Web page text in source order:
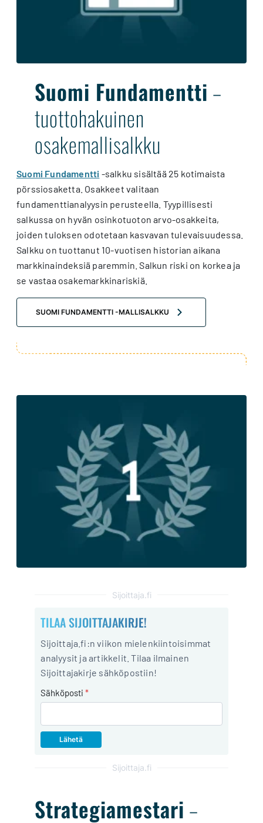
Suomi Fundamentti –
tuottohakuinen
osakemallisalkku
Suomi Fundamentti -salkku sisältää 25 kotimaista
pörssiosaketta. Osakkeet valitaan
fundamenttianalyysin perusteella. Tyypillisesti
salkussa on hyvän osinkotuoton arvo-osakkeita,
joiden tuloksen odotetaan kasvavan tulevaisuudessa.
Salkku on tuottanut 10-vuotisen historian aikana
markkinaindeksiä paremmin. Salkun riski on korkea ja
se vastaa osakemarkkinariskiä.
SUOMI FUNDAMENTTI -MALLISALKKU
Sijoittaja.fi
TILAA SIJOITTAJAKIRJE!
Sijoittaja.fi:n viikon mielenkiintoisimmat
analyysit ja artikkelit. Tilaa ilmainen
Sijoittajakirje sähköpostiin!
Sähköposti *
Sijoittaja.fi
Strategiamestari –